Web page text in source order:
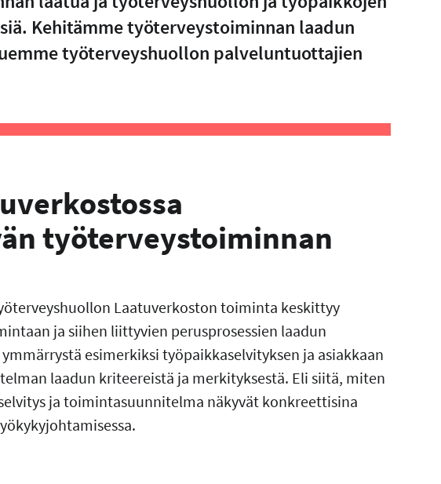
Kehitämme työterveystoiminnan laadun
työterveyshuollon palveluntuottajien
työterveystoiminnan
Laatuverkoston toiminta keskittyy
ja siihen liittyvien perusprosessien laadun
esimerkiksi työpaikkaselvityksen ja asiakkaan
laadun kriteereistä ja merkityksestä. Eli siitä, miten
ja toimintasuunnitelma näkyvät konkreettisina